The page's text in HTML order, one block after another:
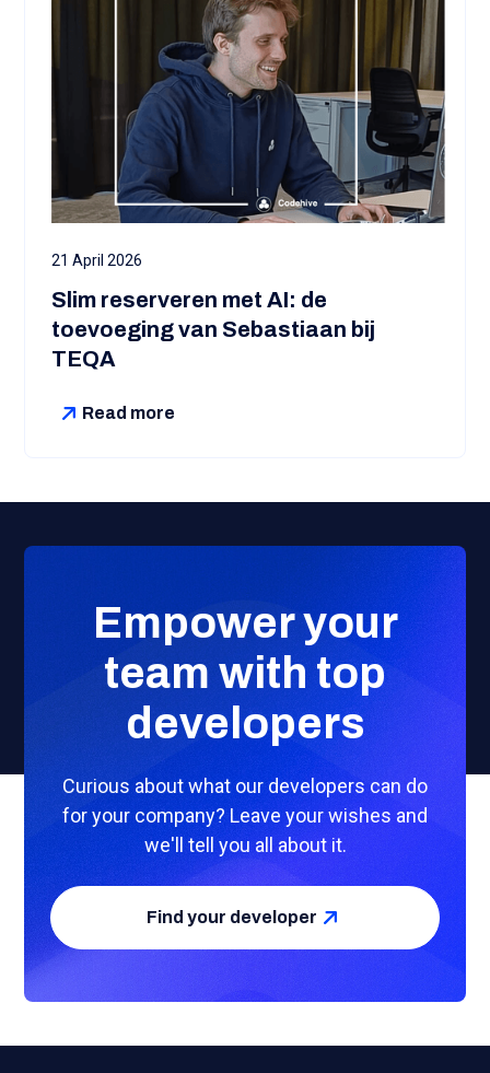
21 April 2026
Slim reserveren met AI: de
toevoeging van Sebastiaan bij
TEQA
Read more
Empower your
team with top
developers
Curious about what our developers can do
for your company? Leave your wishes and
we'll tell you all about it.
Find your developer